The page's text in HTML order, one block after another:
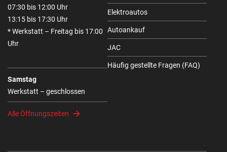
07:30 bis 12:00 Uhr
13:15 bis 17:30 Uhr
* Werkstatt – Freitag bis 17:00
Uhr
Samstag
Werkstatt – geschlossen
Alle Öffnungszeiten
Elektroautos
Autoankauf
JAC
Häufig gestellte Fragen (FAQ)